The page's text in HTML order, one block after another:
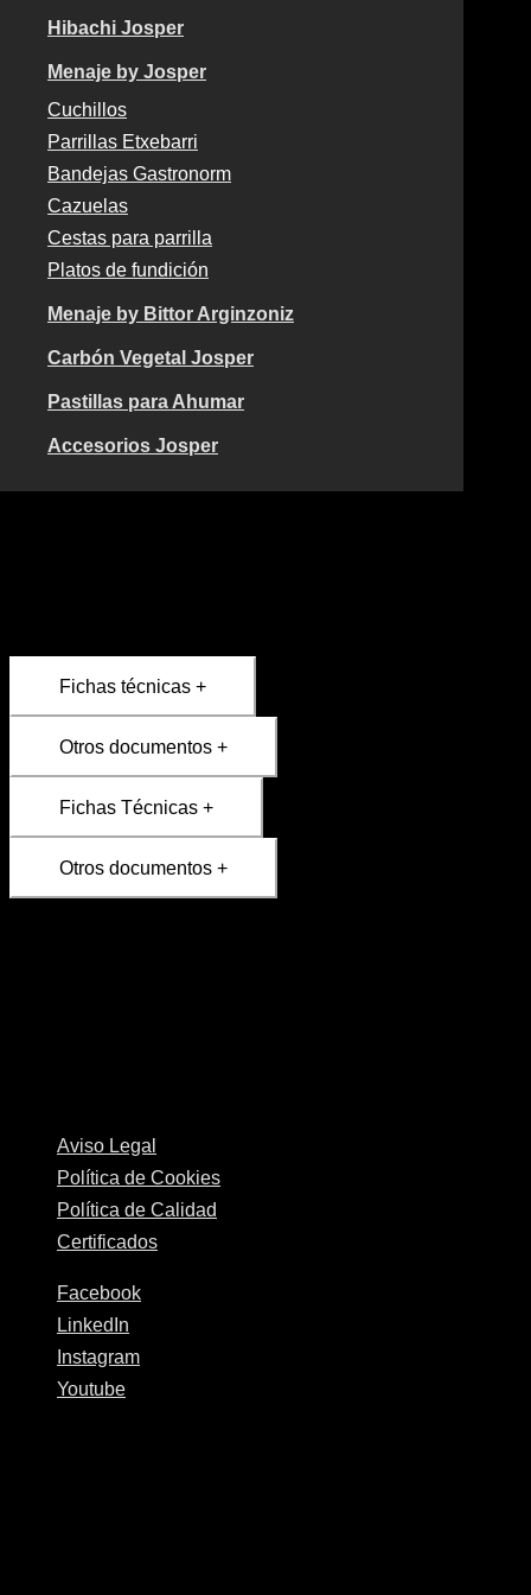
Hibachi Josper
Menaje by Josper
Cuchillos
Parrillas Etxebarri
Bandejas Gastronorm
Cazuelas
Cestas para parrilla
Platos de fundición
Menaje by Bittor Arginzoniz
Carbón Vegetal Josper
Pastillas para Ahumar
Accesorios Josper
CAZUELA JOSPER Ø 28 – 7
84,70€
Cazuela Josper 28 cm de
diámetro y 7 cm de altura
Cazuelas fabricadas en aluminio fundido que garantizan la
Fichas técnicas +
Otros documentos +
Fichas Técnicas +
Otros documentos +
Aviso Legal
Política de Cookies
Política de Calidad
Certificados
Facebook
LinkedIn
Instagram
Youtube